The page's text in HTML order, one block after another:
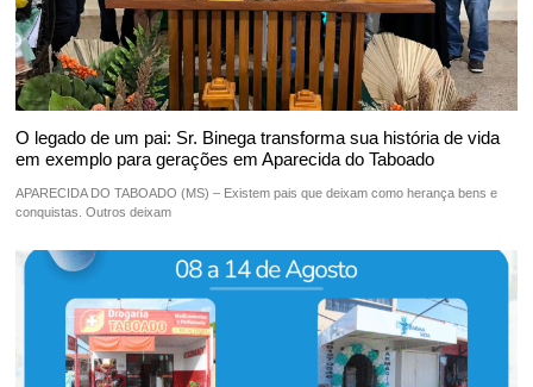
O legado de um pai: Sr. Binega transforma sua história de vida
em exemplo para gerações em Aparecida do Taboado
APARECIDA DO TABOADO (MS) – Existem pais que deixam como herança bens e
conquistas. Outros deixam